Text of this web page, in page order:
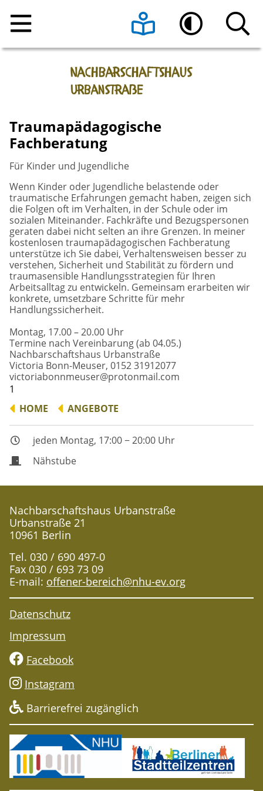
Veranstaltungen
Beratungsangebote
Programmheft vom Nachbarschaftshaus
Urbanstraße e.V.
Sonnen-Café
Register-Meldestelle
Ausstellungen
Raumnutzung
Das Team
Aktuelle Informationen
Die Geschichte des Hauses
Freiwilliges Engagement
Spendenaufruf
Unser Selbstverständnis
Kontakt
Hoher Kontrast
Traumapädagogische
Fachberatung
Für Kinder und Jugendliche
Wenn Kinder oder Jugendliche belastende oder
traumatische Erfahrungen gemacht haben, zeigen sich
die Folgen oft im Verhalten, in der Schule oder im
sozialen Miteinander. Fachkräfte und Bezugspersonen
geraten dabei nicht selten an ihre Grenzen. In meiner
kostenlosen traumapädagogischen Fachberatung
unterstütze ich Sie dabei, Verhaltensweisen besser zu
verstehen, Sicherheit und Stabilität zu fördern und
traumasensible Handlungsstrategien für Ihren
Arbeitsalltag zu entwickeln. Gemeinsam erarbeiten wir
konkrete, umsetzbare Schritte für mehr
Handlungssicherheit.
Montag, 17.00 – 20.00 Uhr
Termine nach Vereinbarung (ab 04.05.)
Nachbarschaftshaus Urbanstraße
Victoria Bonn-Meuser, 0152 31912077
victoriabonnmeuser@protonmail.com
1
HOME
ANGEBOTE
jeden Montag, 17:00 − 20:00 Uhr
Nähstube
Nachbarschaftshaus Urbanstraße
Urbanstraße 21
10961 Berlin
Tel. 030 / 690 497-0
Fax 030 / 693 73 09
E-mail: offener-bereich@nhu-ev.org
Datenschutz
Impressum
Facebook
Instagram
Barrierefrei zugänglich